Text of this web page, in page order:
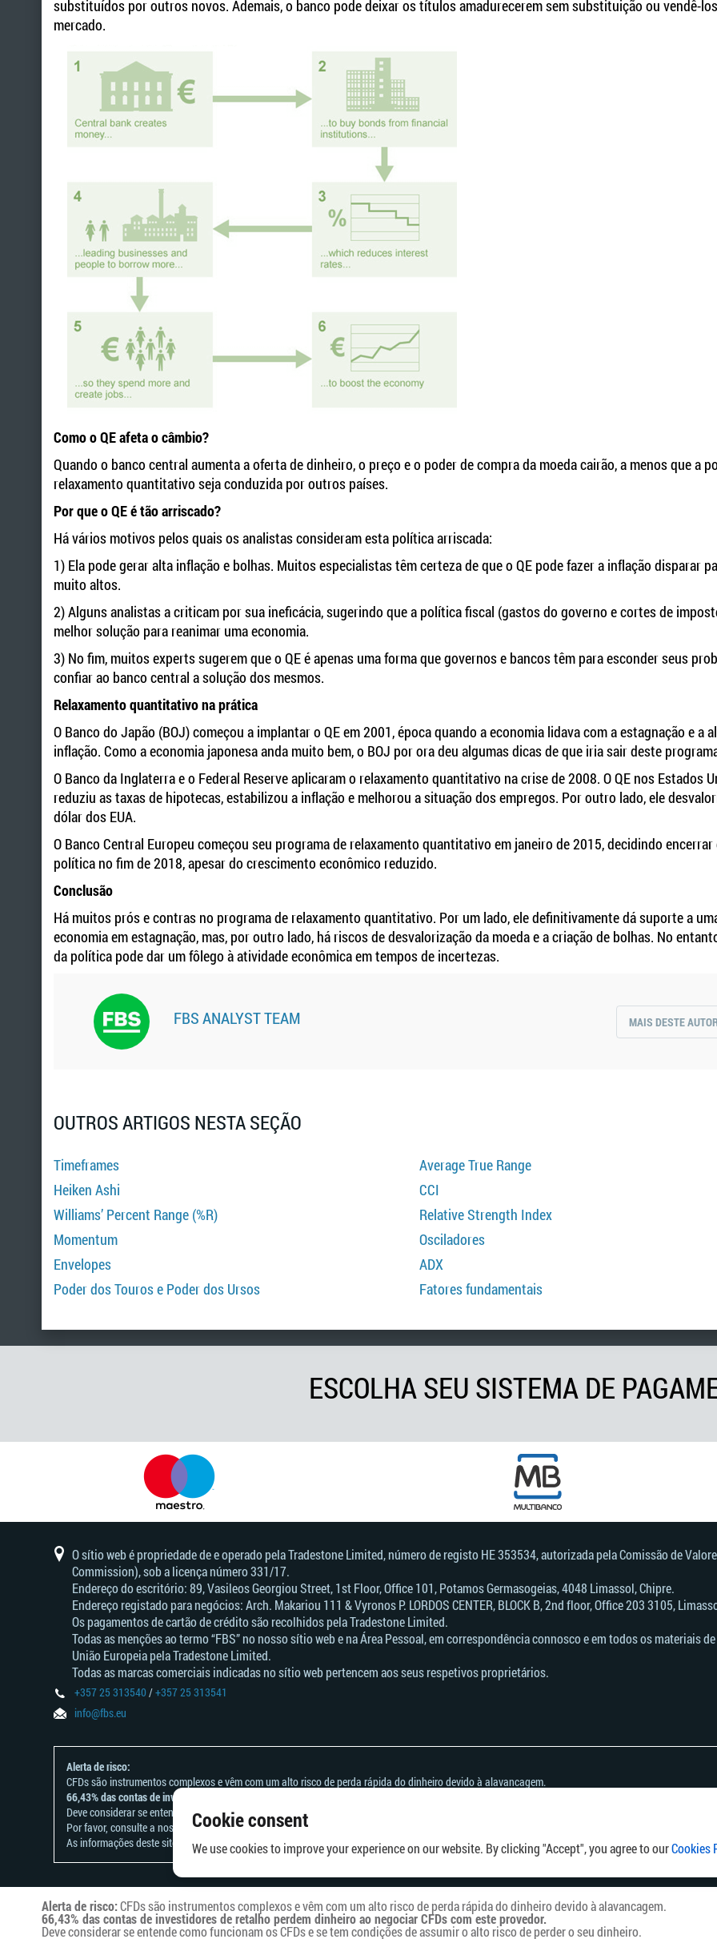
Cookie consent
We use cookies to improve your experience on our website. By clicking "Accept", you agree to ourCookies
Alerta de risco:CFDs são instrumentos complexos e vêm com um alto risco de perda rápida do dinheiro devido à alavancagem.
66,43% das contas de investidores de retalho perdem dinheiro ao negociar CFDs com este provedor.
Deve considerar se entende como funcionam os CFDs e se tem condições de assumir o alto risco de perder o seu dinheiro.
substituídos por outros novos. Ademais, o banco pode deixar os títulos amadurecerem sem substituição ou vendê-
mercado.
Como o QE afeta o câmbio?
Quando o banco central aumenta a oferta de dinheiro, o preço e o poder de compra da moeda cairão, a menos que a
relaxamento quantitativo seja conduzida por outros países.
Por que o QE é tão arriscado?
Há vários motivos pelos quais os analistas consideram esta política arriscada:
1) Ela pode gerar alta inflação e bolhas. Muitos especialistas têm certeza de que o QE pode fazer a inflação disparar
muito altos.
2) Alguns analistas a criticam por sua ineficácia, sugerindo que a política fiscal (gastos do governo e cortes de
melhor solução para reanimar uma economia.
3) No fim, muitos experts sugerem que o QE é apenas uma forma que governos e bancos têm para esconder seus
confiar ao banco central a solução dos mesmos.
Relaxamento quantitativo na prática
O Banco do Japão (BOJ) começou a implantar o QE em 2001, época quando a economia lidava com a estagnação e a
inflação. Como a economia japonesa anda muito bem, o BOJ por ora deu algumas dicas de que iria sair deste
O Banco da Inglaterra e o Federal Reserve aplicaram o relaxamento quantitativo na crise de 2008. O QE nos Estados
reduziu as taxas de hipotecas, estabilizou a inflação e melhorou a situação dos empregos. Por outro lado, ele
dólar dos EUA.
O Banco Central Europeu começou seu programa de relaxamento quantitativo em janeiro de 2015, decidindo encerrar
política no fim de 2018, apesar do crescimento econômico reduzido.
Conclusão
Há muitos prós e contras no programa de relaxamento quantitativo. Por um lado, ele definitivamente dá suporte a
economia em estagnação, mas, por outro lado, há riscos de desvalorização da moeda e a criação de bolhas. No
da política pode dar um fôlego à atividade econômica em tempos de incertezas.
FBS ANALYST TEAM MAIS DESTE
OUTROS ARTIGOS NESTA SEÇÃO
Timeframes
Heiken Ashi
Williams’ Percent Range (%R)
Momentum
Envelopes
Poder dos Touros e Poder dos Ursos
Average True Range
CCI
Relative Strength Index
Osciladores
ADX
Fatores fundamentais
ESCOLHA SEU SISTEMA DE
O sítio web é propriedade de e operado pela Tradestone Limited, número de registo HE 353534, autorizada pela Comissão de
Commission), sob a licença número 331/17.
Endereço do escritório: 89, Vasileos Georgiou Street, 1st Floor, Office 101, Potamos Germasogeias, 4048 Limassol, Chipre.
Endereço registado para negócios: Arch. Makariou 111 & Vyronos Р. LORDOS CENTER, BLOCK В, 2nd floor, Office 203 3105,
Os pagamentos de cartão de crédito são recolhidos pela Tradestone Limited.
Todas as menções ao termo “FBS” no nosso sítio web e na Área Pessoal, em correspondência connosco e em todos os materiais
União Europeia pela Tradestone Limited.
Todas as marcas comerciais indicadas no sítio web pertencem aos seus respetivos proprietários.
+357 25 313540/+357 25 313541
info@fbs.eu
Alerta de risco:
CFDs são instrumentos complexos e vêm com um alto risco de perda rápida do dinheiro devido à alavancagem.
66,43% das contas de investidores de retalho perdem dinheiro ao negociar CFDs com este provedor.
Deve considerar se entende como funcionam os CFDs e se tem condições de assumir o alto risco de perder o seu dinheiro.
Por favor, consulte a nossa
Declaração e Reconhecimento de Riscos
As informações deste site não se destinam a residentes de países ou jurisdições em que a distribuição ou utilização destas informações seja